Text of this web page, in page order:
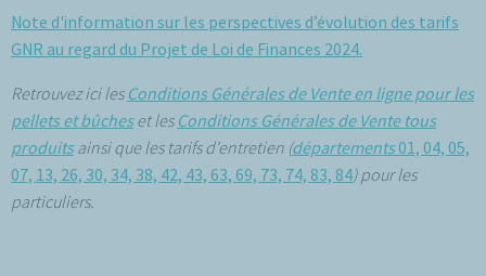
Note d'information sur les perspectives d’évolution des tarifs
GNR au regard du Projet de Loi de Finances 2024.
Retrouvez ici les Conditions Générales de Vente en ligne pour les
pellets et bûches et les Conditions Générales de Vente tous
produits ainsi que les tarifs d'entretien (départements01, 04, 05,
07, 13, 26, 30, 34, 38, 42, 43, 63, 69, 73, 74, 83, 84) pour les
particuliers.